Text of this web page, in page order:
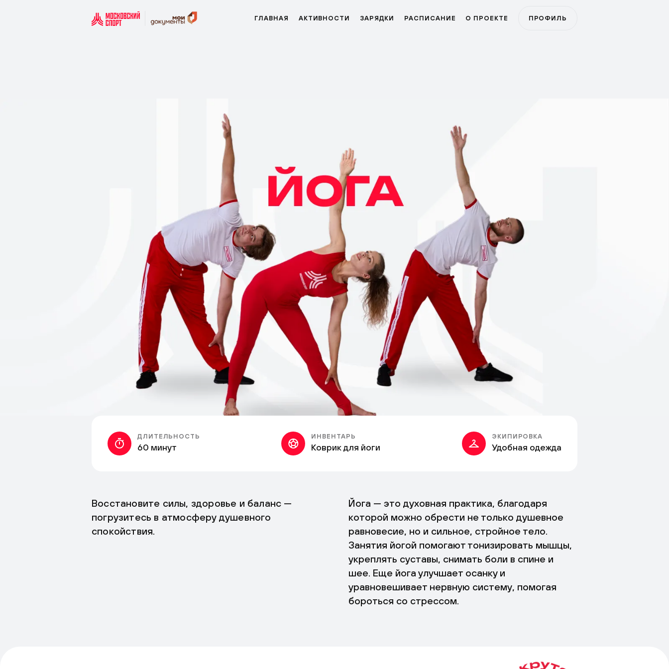
ГЛАВНАЯ АКТИВНОСТИ ЗАРЯДКИ РАСПИСАНИЕ О ПРОЕКТЕ ПРОФИЛЬ
ДЛИТЕЛЬНОСТЬ
60 минут
ИНВЕНТАРЬ
Коврик для йоги
ЭКИПИРОВКА
Удобная одежда
Восстановите силы, здоровье и баланс —
погрузитесь в атмосферу душевного
спокойствия.
Йога — это духовная практика, благодаря
которой можно обрести не только душевное
равновесие, но и сильное, стройное тело.
Занятия йогой помогают тонизировать мышцы,
укреплять суставы, снимать боли в спине и
шее. Еще йога улучшает осанку и
уравновешивает нервную систему, помогая
бороться со стрессом.